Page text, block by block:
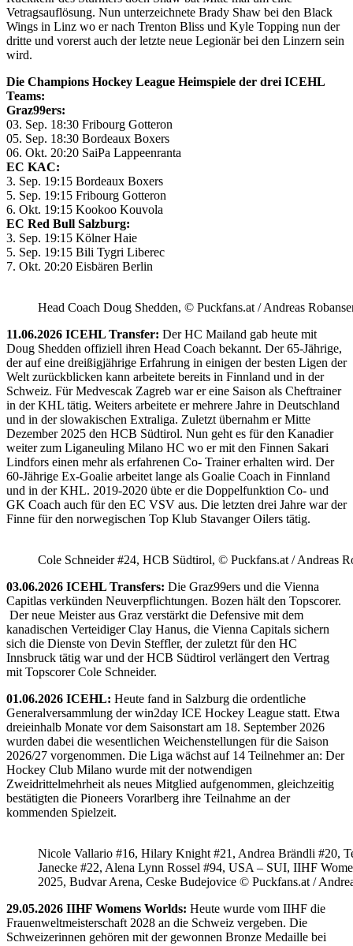
Vetragsauflösung. Nun unterzeichnete Brady Shaw bei den Black
Wings in Linz wo er nach Trenton Bliss und Kyle Topping nun der
dritte und vorerst auch der letzte neue Legionär bei den Linzern sein
wird.
Die Champions Hockey League Heimspiele der drei ICEHL
Teams:
Graz99ers:
03. Sep. 18:30 Fribourg Gotteron
05. Sep. 18:30 Bordeaux Boxers
06. Okt. 20:20 SaiPa Lappeenranta
EC KAC:
3. Sep. 19:15 Bordeaux Boxers
5. Sep. 19:15 Fribourg Gotteron
6. Okt. 19:15 Kookoo Kouvola
EC Red Bull Salzburg:
3. Sep. 19:15 Kölner Haie
5. Sep. 19:15 Bili Tygri Liberec
7. Okt. 20:20 Eisbären Berlin
Head Coach Doug Shedden, © Puckfans.at / Andreas
11.06.2026 ICEHL Transfer: Der HC Mailand gab heute mit
Doug Shedden offiziell ihren Head Coach bekannt. Der 65-Jährige,
der auf eine dreißigjährige Erfahrung in einigen der besten Ligen der
Welt zurückblicken kann arbeitete bereits in Finnland und in der
Schweiz. Für Medvescak Zagreb war er eine Saison als Cheftrainer
in der KHL tätig. Weiters arbeitete er mehrere Jahre in Deutschland
und in der slowakischen Extraliga. Zuletzt übernahm er Mitte
Dezember 2025 den HCB Südtirol. Nun geht es für den Kanadier
weiter zum Liganeuling Milano HC wo er mit den Finnen Sakari
Lindfors einen mehr als erfahrenen Co- Trainer erhalten wird. Der
60-Jährige Ex-Goalie arbeitet lange als Goalie Coach in Finnland
und in der KHL. 2019-2020 übte er die Doppelfunktion Co- und
GK Coach auch für den EC VSV aus. Die letzten drei Jahre war der
Finne für den norwegischen Top Klub Stavanger Oilers tätig.
Cole Schneider #24, HCB Südtirol, © Puckfans.at / Andreas
03.06.2026 ICEHL Transfers: Die Graz99ers und die Vienna
Capitlas verkünden Neuverpflichtungen. Bozen hält den Topscorer.
Der neue Meister aus Graz verstärkt die Defensive mit dem
kanadischen Verteidiger Clay Hanus, die Vienna Capitals sichern
sich die Dienste von Devin Steffler, der zuletzt für den HC
Innsbruck tätig war und der HCB Südtirol verlängert den Vertrag
mit Topscorer Cole Schneider.
01.06.2026 ICEHL: Heute fand in Salzburg die ordentliche
Generalversammlung der win2day ICE Hockey League statt. Etwa
dreieinhalb Monate vor dem Saisonstart am 18. September 2026
wurden dabei die wesentlichen Weichenstellungen für die Saison
2026/27 vorgenommen. Die Liga wächst auf 14 Teilnehmer an: Der
Hockey Club Milano wurde mit der notwendigen
Zweidrittelmehrheit als neues Mitglied aufgenommen, gleichzeitig
bestätigten die Pioneers Vorarlberg ihre Teilnahme an der
kommenden Spielzeit.
Nicole Vallario #16, Hilary Knight #21, Andrea Brändli #20,
Janecke #22, Alena Lynn Rossel #94, USA – SUI, IIHF
2025, Budvar Arena, Ceske Budejovice © Puckfans.at /
29.05.2026 IIHF Womens Worlds: Heute wurde vom IIHF die
Frauenweltmeisterschaft 2028 an die Schweiz vergeben. Die
Schweizerinnen gehören mit der gewonnen Bronze Medaille bei